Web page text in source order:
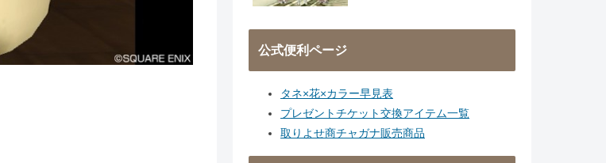
公式便利ページ
タネ×花×カラー早見表
プレゼントチケット交換アイテム一覧
取りよせ商チャガナ販売商品